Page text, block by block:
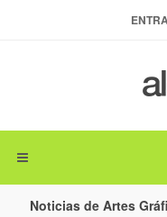
Noticias de Artes